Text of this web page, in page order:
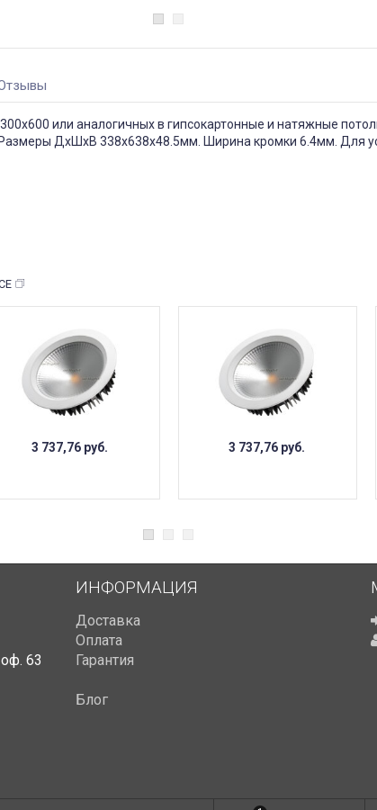
или аналогичных в гипсокартонные и натяжные
ДxШxВ 338x638x48.5мм. Ширина кромки 6.4мм. Для
3 737,76 руб. 3 737,76 руб.
оф. 63
ИНФОРМАЦИЯ
Доставка
Оплата
Гарантия
Блог